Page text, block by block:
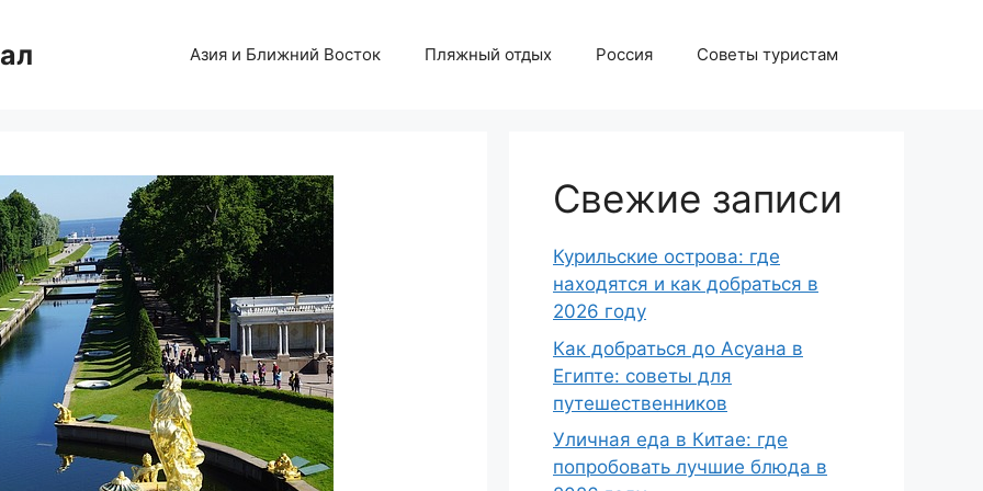
Азия и Ближний Восток Пляжный отдых Россия Советы туристам
Свежие записи
Курильские острова: где
находятся и как добраться в
2026 году
Как добраться до Асуана в
Египте: советы для
путешественников
Уличная еда в Китае: где
попробовать лучшие блюда в